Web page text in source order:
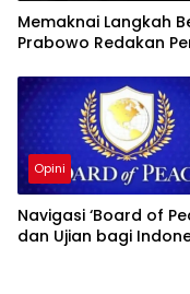
Memaknai Langkah
Prabowo Redakan
Opini
Navigasi ‘Board of
dan Ujian bagi